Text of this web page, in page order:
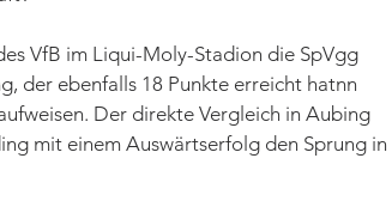
VfB im Liqui-Moly-Stadion die SpVgg
der ebenfalls 18 Punkte erreicht hatnn
Der direkte Vergleich in Aubing
mit einem Auswärtserfolg den Sprung in